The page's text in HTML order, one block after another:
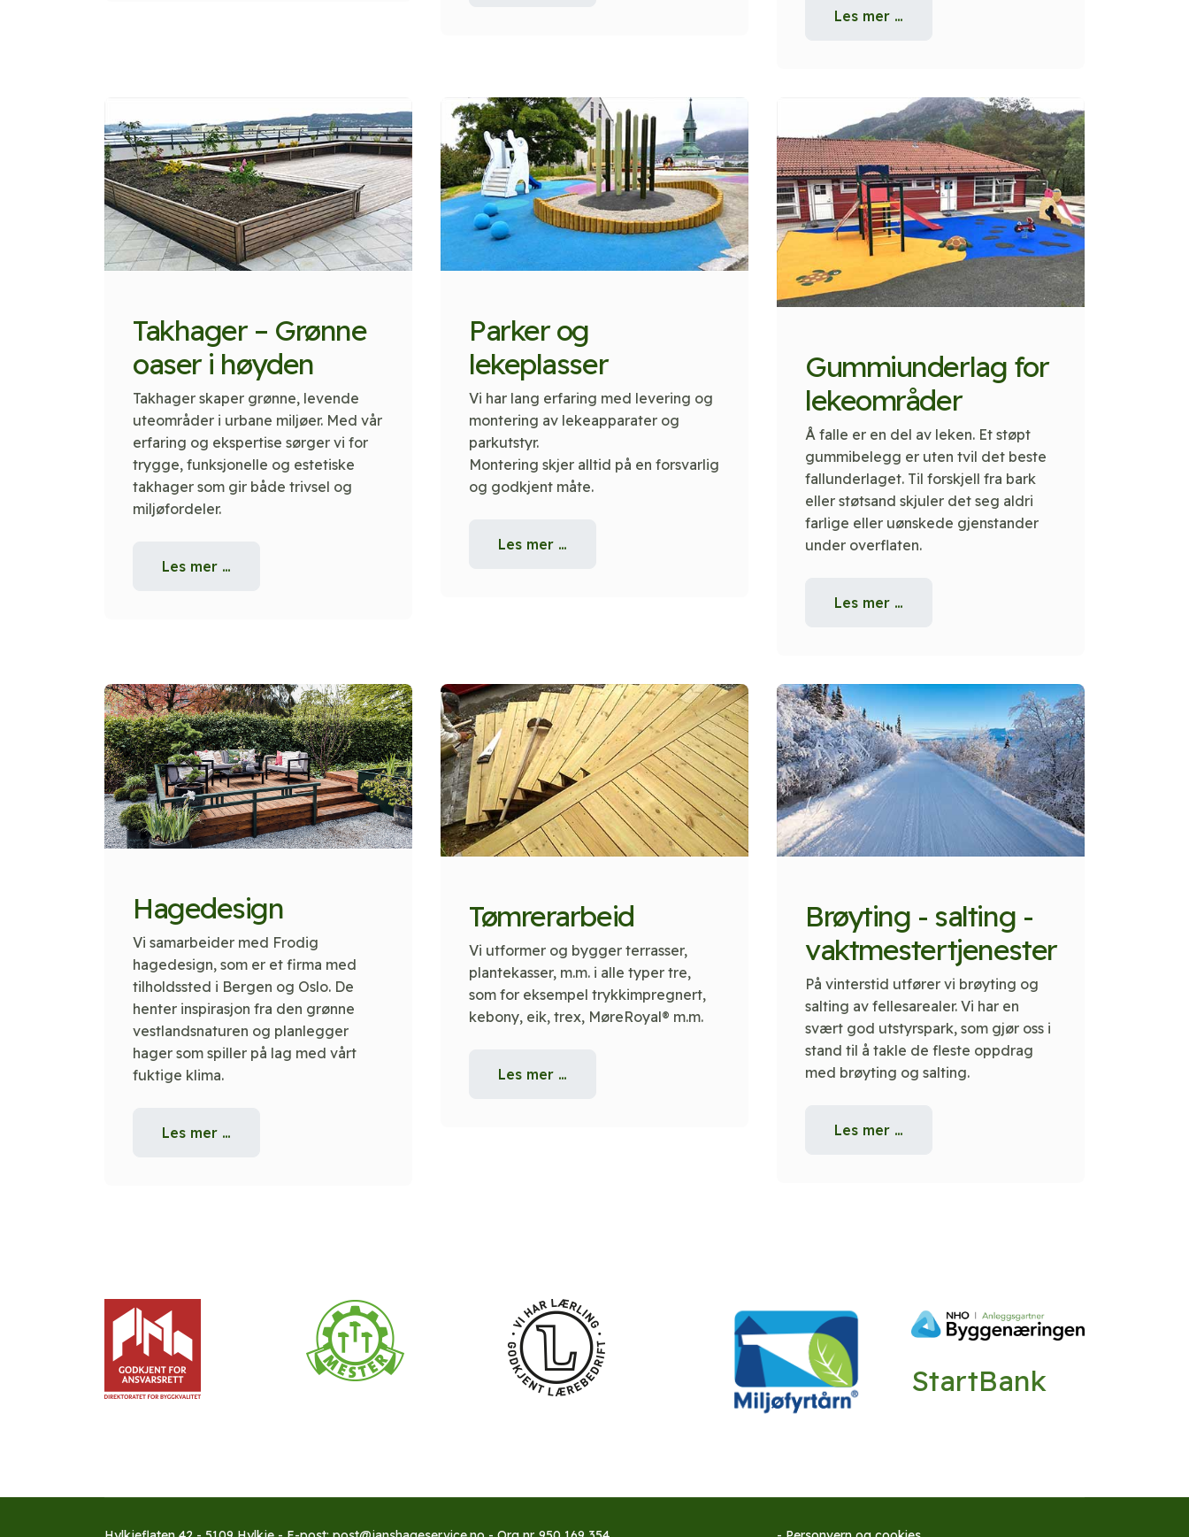
Les mer …
Takhager – Grønne
oaser i høyden
Takhager skaper grønne, levende
uteområder i urbane miljøer. Med vår
erfaring og ekspertise sørger vi for
trygge, funksjonelle og estetiske
takhager som gir både trivsel og
miljøfordeler.
Les mer …
Parker og
lekeplasser
Vi har lang erfaring med levering og
montering av lekeapparater og
parkutstyr.
Montering skjer alltid på en forsvarlig
og godkjent måte.
Les mer …
Gummiunderlag for
lekeområder
Å falle er en del av leken. Et støpt
gummibelegg er uten tvil det beste
fallunderlaget. Til forskjell fra bark
eller støtsand skjuler det seg aldri
farlige eller uønskede gjenstander
under overflaten.
Les mer …
Hagedesign
Vi samarbeider med Frodig
hagedesign, som er et firma med
tilholdssted i Bergen og Oslo. De
henter inspirasjon fra den grønne
vestlandsnaturen og planlegger
hager som spiller på lag med vårt
fuktige klima.
Les mer …
Tømrerarbeid
Vi utformer og bygger terrasser,
plantekasser, m.m. i alle typer tre,
som for eksempel trykkimpregnert,
kebony, eik, trex, MøreRoyal® m.m.
Les mer …
Brøyting - salting -
vaktmestertjenester
På vinterstid utfører vi brøyting og
salting av fellesarealer. Vi har en
svært god utstyrspark, som gjør oss i
stand til å takle de fleste oppdrag
med brøyting og salting.
Les mer …
StartBank